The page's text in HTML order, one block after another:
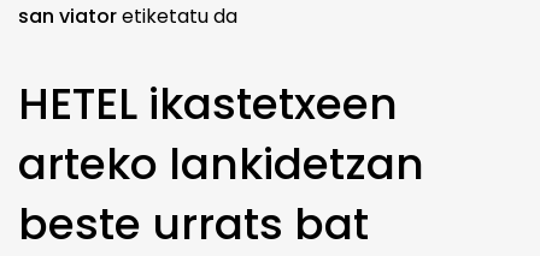
san viatoretiketatu da
HETEL ikastetxeen
arteko lankidetzan
beste urrats bat